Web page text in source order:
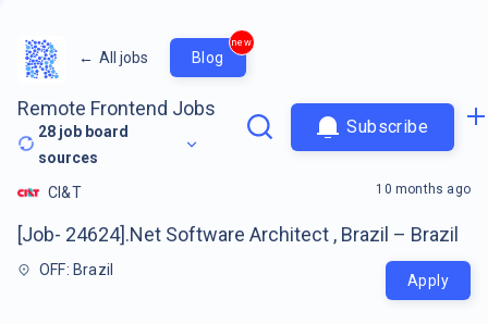
← All jobs Blog
new
Remote Frontend Jobs
28 job board
sources
Subscribe
CI&T
[Job- 24624].Net Software Architect , Brazil – Brazil
OFF: Brazil
10 months ago
Apply